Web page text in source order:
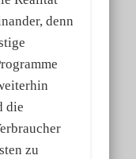
denn
die
zu